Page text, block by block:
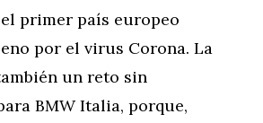
primer país europeo
por el virus Corona. La
un reto sin
BMW Italia, porque,